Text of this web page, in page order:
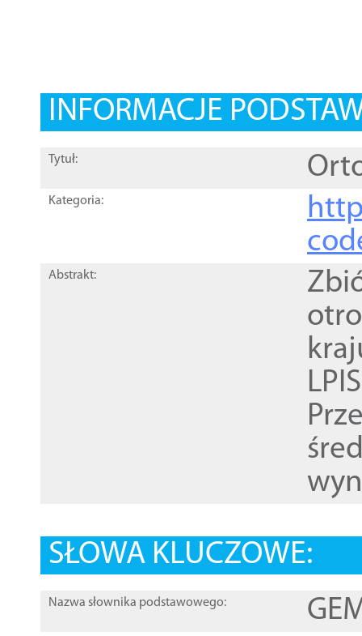
INFORMACJE
Tytuł:
Kategoria:
Abstrakt:
SŁOWA KLUCZOWE:
Nazwa słownika podstawowego: